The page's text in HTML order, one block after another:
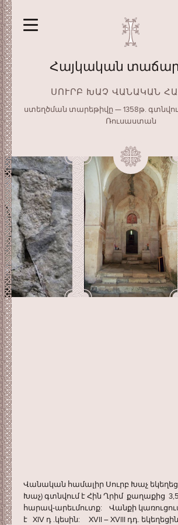
Հայկական
ՍՈՒՐԲ ԽԱՉ ՎԱՆԱԿԱՆ
ստեղծման տարեթիվը — 1358թ.
Ռուսաստան
Վանական համալիր Սուրբ Խաչ
Խաչ) գտնվում է Հին Ղրիմ քաղաքից
հարավ-արեւմուտք: Վանքի
է XIV դ .կեսին: XVII – XVIII դդ.